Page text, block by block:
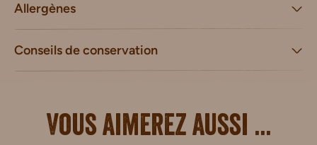
Allergènes
Conseils de conservation
Vous aimerez aussi ...